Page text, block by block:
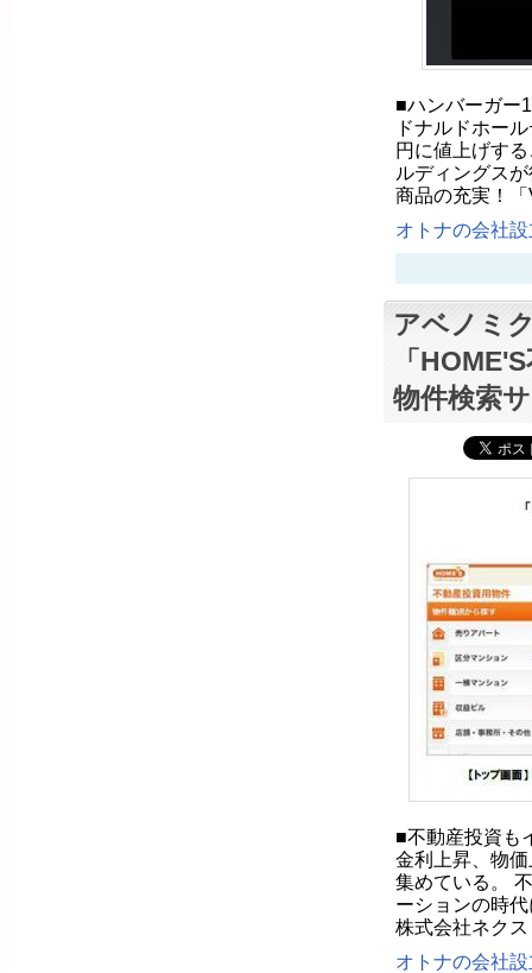
■ハンバーガー
ドナルドホー
円に値上げす
ルディングス
商品の充実！
オトナの会社
アベノミ
「
物件検索
■不動産投資も
金利上昇、物
集めている。
ーションの時
株式会社ネク
オトナの会社